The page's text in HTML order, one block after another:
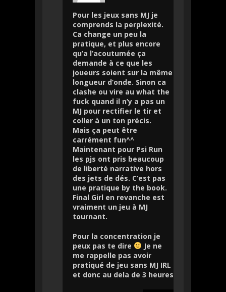
Pour les jeux sans MJ je
comprends la perplexité.
Ca change un peu la
pratique, et plus encore
qu’a l’acoutumée ça
demande à ce que les
joueurs soient sur la même
longueur d’onde. Sinon ca
clashe ou vire au what the
fuck quand il n’y a pas un
MJ pour rectifier le tir et
coller à un ton précis.
Mais ça peut être
carrément fun^^
Maintenant pour Psi Run
les pjs ont pris beaucoup
de liberté narrative hors
des jets de dés. C’est pas
une pratique by the book.
Final Girl en revanche est
vraiment un jeu à MJ
tournant.
Pour la concentration je
peux pas te dire
Je ne
me rappelle pas avoir
pratiqué de jeu sans MJ IRL
et donc au dela de 3 heures